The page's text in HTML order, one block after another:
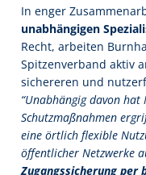
In enger
unabhängigen
Recht, arbeiten
Spitzenverband aktiv
sichereren und
“Unabhängig davon
Schutzmaßnahmen
eine örtlich flexible
öffentlicher Netzwerke
Zugangssicherung